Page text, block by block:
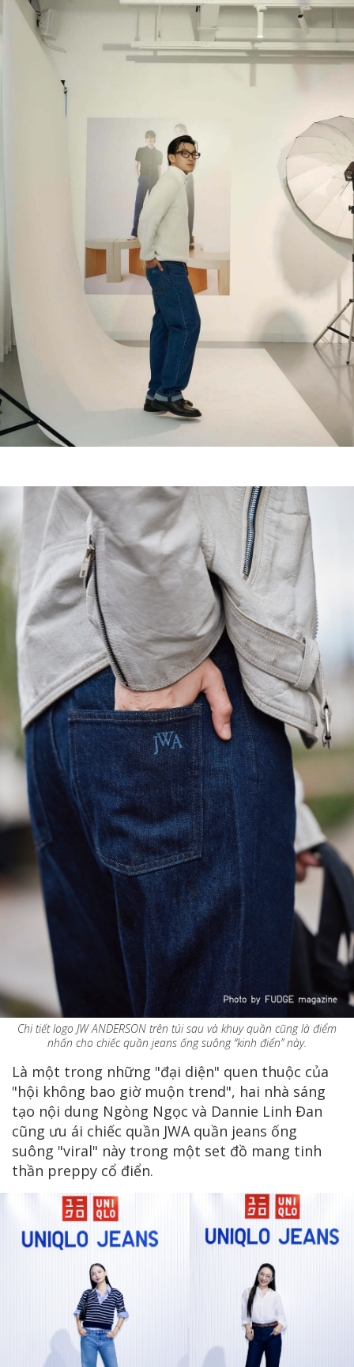
Chi tiết logo JW ANDERSON trên túi sau và khuy quần cũng là điểm
nhấn cho chiếc quần jeans ống suông “kinh điển” này.
Là một trong những "đại diện" quen thuộc của
"hội không bao giờ muộn trend", hai nhà sáng
tạo nội dung Ngòng Ngọc và Dannie Linh Đan
cũng ưu ái chiếc quần JWA quần jeans ống
suông "viral" này trong một set đồ mang tinh
thần preppy cổ điển.